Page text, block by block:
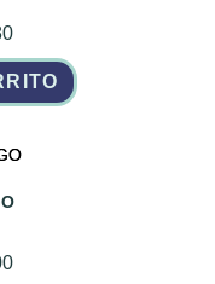
El
actual
es:
$32.080.
El